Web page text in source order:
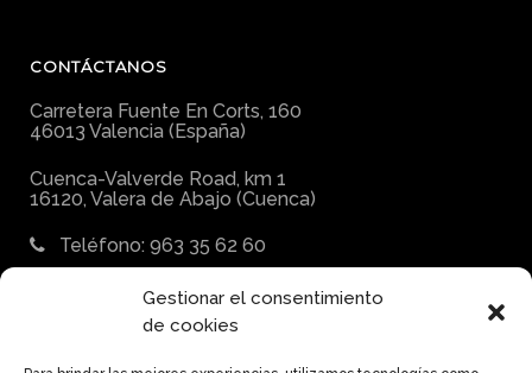
Gestionar el consentimiento
de cookies
CONTÁCTANOS
Carretera Fuente En Corts, 160
46013 Valencia (España)
Cuenca-Valverde Road, km 1
16120, Valera de Abajo (Cuenca)
Teléfono: 963 35 62 60
majofesa@majofesa.com